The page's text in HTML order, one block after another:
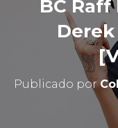
BC Raff
Publicado por